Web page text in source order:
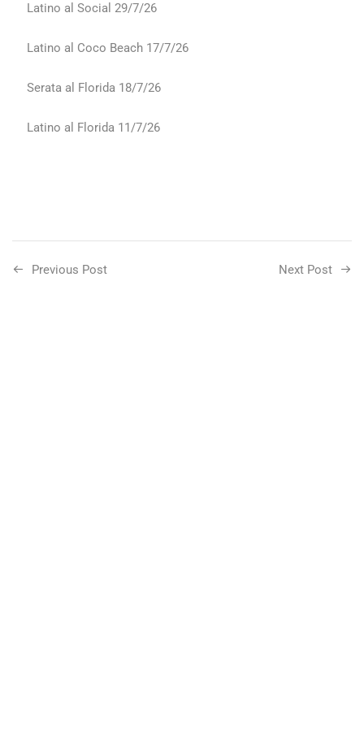
Latino al Social 29/7/26
Latino al Coco Beach 17/7/26
Serata al Florida 18/7/26
Latino al Florida 11/7/26
Previous Post Next Post